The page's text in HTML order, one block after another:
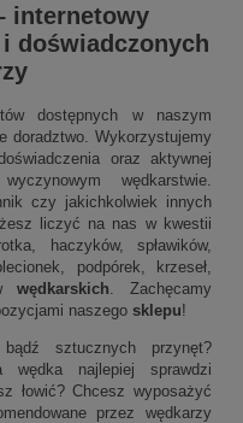
internetowy
doświadczonych
dostępnych w naszym
doradztwo. Wykorzystujemy
oraz aktywnej
wędkarstwie.
czy jakichkolwiek innych
liczyć na nas w kwestii
haczyków, spławików,
podpórek, krzeseł,
wędkarskich . Zachęcamy
naszego sklepu!
sztucznych przynęt?
najlepiej sprawdzi
łowić? Chcesz wyposażyć
przez wędkarzy